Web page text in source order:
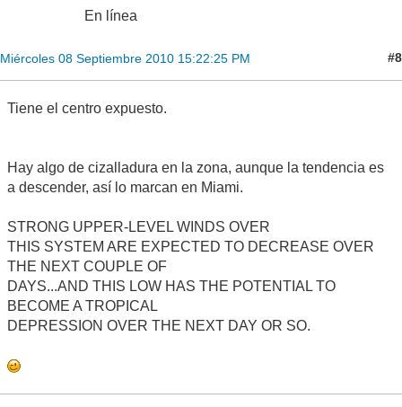
En línea
Miércoles 08 Septiembre 2010 15:22:25 PM #8
Tiene el centro expuesto.
Hay algo de cizalladura en la zona, aunque la tendencia es
a descender, así lo marcan en Miami.
STRONG UPPER-LEVEL WINDS OVER
THIS SYSTEM ARE EXPECTED TO DECREASE OVER
THE NEXT COUPLE OF
DAYS...AND THIS LOW HAS THE POTENTIAL TO
BECOME A TROPICAL
DEPRESSION OVER THE NEXT DAY OR SO.